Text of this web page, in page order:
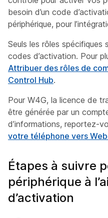
besoin d’un code
périphérique, pour
Seuls les rôles spécifiques
codes d’activation. Pour
Attribuer des rôles de
Control Hub.
Pour W4G, la licence de
être générée par un
d’informations, reportez-
votre téléphone vers
Étapes à suivre
périphérique à
d’activation